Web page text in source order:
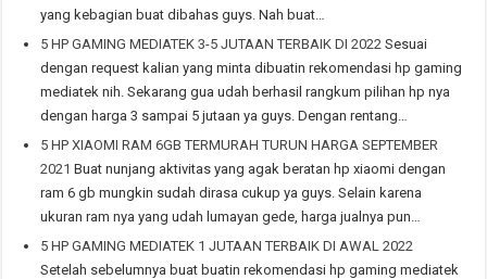
yang kebagian buat dibahas guys. Nah buat…
5 HP GAMING MEDIATEK 3-5 JUTAAN TERBAIK DI 2022 Sesuai
dengan request kalian yang minta dibuatin rekomendasi hp gaming
mediatek nih. Sekarang gua udah berhasil rangkum pilihan hp nya
dengan harga 3 sampai 5 jutaan ya guys. Dengan rentang…
5 HP XIAOMI RAM 6GB TERMURAH TURUN HARGA SEPTEMBER
2021 Buat nunjang aktivitas yang agak beratan hp xiaomi dengan
ram 6 gb mungkin sudah dirasa cukup ya guys. Selain karena
ukuran ram nya yang udah lumayan gede, harga jualnya pun…
5 HP GAMING MEDIATEK 1 JUTAAN TERBAIK DI AWAL 2022
Setelah sebelumnya buat buatin rekomendasi hp gaming mediatek